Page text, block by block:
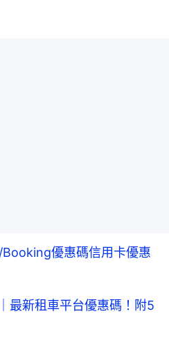
優惠碼信用卡優惠
最新租車平台優惠碼！附5